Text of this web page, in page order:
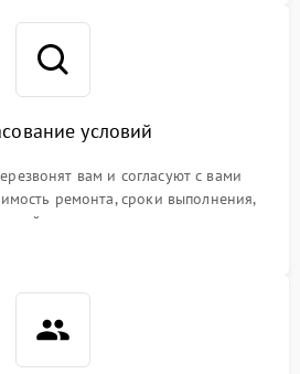
условий
вам и согласуют с вами
ремонта, сроки выполнения,
условия